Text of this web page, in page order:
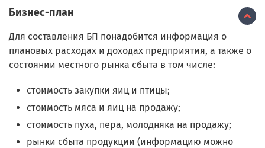
Бизнес-план
Для составления БП понадобится информация о
плановых расходах и доходах предприятия, а также о
состоянии местного рынка сбыта в том числе:
стоимость закупки яиц и птицы;
стоимость мяса и яиц на продажу;
стоимость пуха, пера, молодняка на продажу;
рынки сбыта продукции (информацию можно